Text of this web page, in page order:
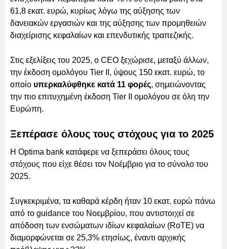
61,8 εκατ. ευρώ, κυρίως λόγω της αύξησης των
δανειακών εργασιών και της αύξησης των προμηθειών
διαχείρισης κεφαλαίων και επενδυτικής τραπεζικής.
Στις εξελίξεις του 2025, ο CEO ξεχώρισε, μεταξύ άλλων,
την έκδοση ομολόγου Tier II, ύψους 150 εκατ. ευρώ, το
οποίο υπερκαλύφθηκε κατά 11 φορές, σημειώνοντας
την πιο επιτυχημένη έκδοση Tier II ομολόγου σε όλη την
Ευρώπη.
Ξεπέρασε όλους τους στόχους για το 2025
Η Optima bank κατάφερε να ξεπεράσει όλους τους
στόχους που είχε θέσει τον Νοέμβριο για το σύνολο του
2025.
Συγκεκριμένα, τα καθαρά κέρδη ήταν 10 εκατ. ευρώ πάνω
από το guidance του Νοεμβρίου, που αντιστοιχεί σε
απόδοση των ενσώματων ιδίων κεφαλαίων (RoTE) να
διαμορφώνεται σε 25,3% ετησίως, έναντι αρχικής